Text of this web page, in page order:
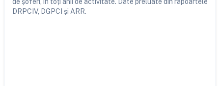
DRPCIV, DGPCI și ARR.